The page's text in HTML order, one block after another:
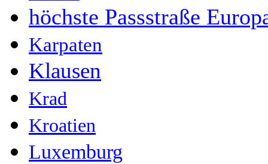
höchste Passstraße
Karpaten
Klausen
Krad
Kroatien
Luxemburg